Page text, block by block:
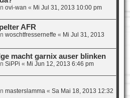
ovi-wan « Mi Jul 31, 2013 10:00 pm
AFR
woschtfresserneffe « Mi Jul 31, 2013
macht garnix auser blinken
SiPPi « Mi Jun 12, 2013 6:46 pm
masterslamma « Sa Mai 18, 2013 12:32